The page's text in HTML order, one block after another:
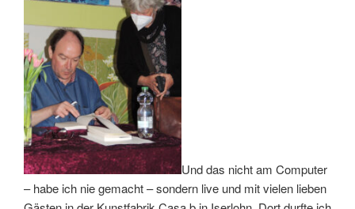
Und das nicht am Computer
– habe ich nie gemacht – sondern live und mit vielen lieben